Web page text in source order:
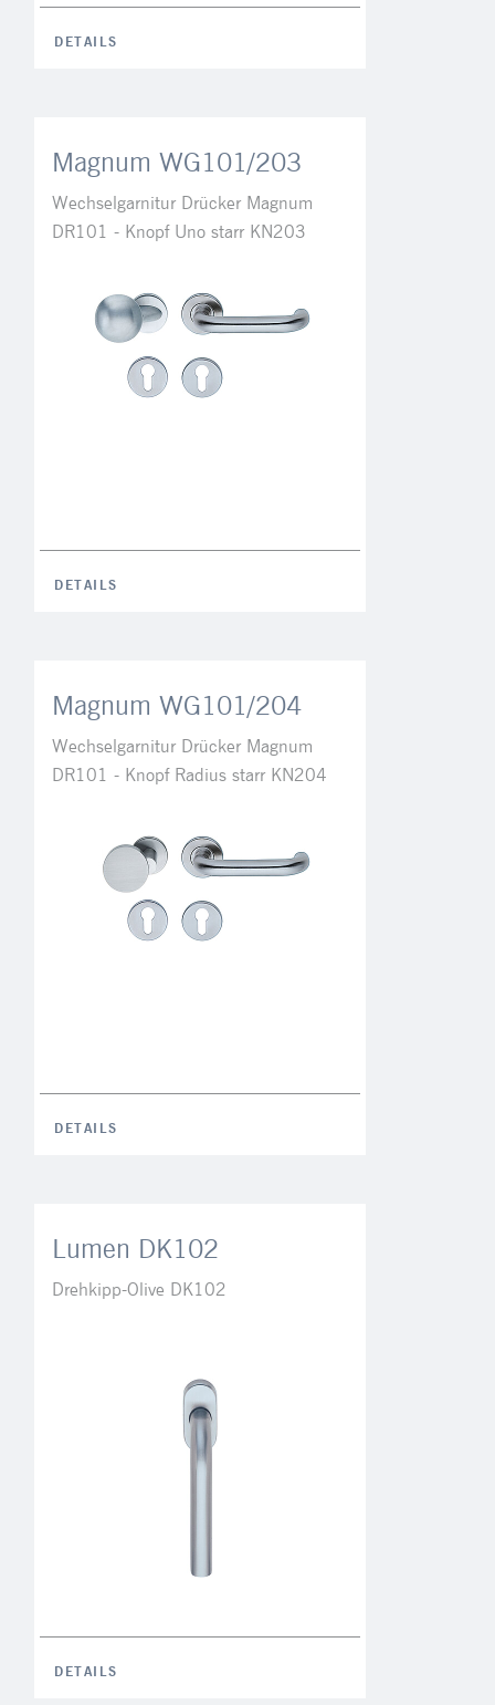
DETAILS
Magnum WG101/203
Wechselgarnitur Drücker Magnum
DR101 - Knopf Uno starr KN203
DETAILS
Magnum WG101/204
Wechselgarnitur Drücker Magnum
DR101 - Knopf Radius starr KN204
DETAILS
Lumen DK102
Drehkipp-Olive DK102
DETAILS